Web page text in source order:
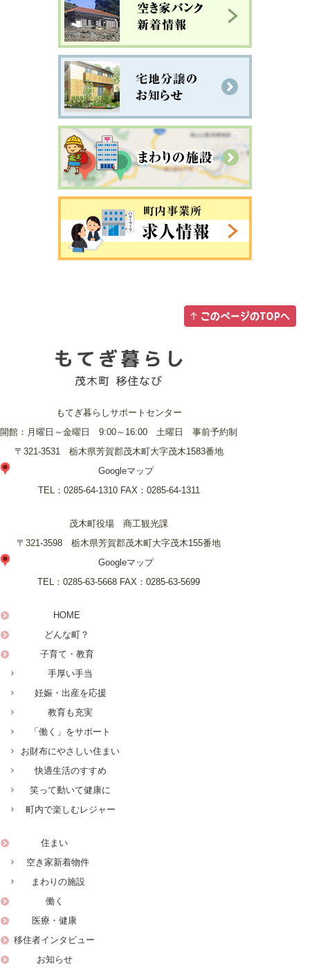
もてぎ暮らしサポートセンター
開館：月曜日～金曜日 9:00～16:00 土曜日 事前予約制
〒321-3531 栃木県芳賀郡茂木町大字茂木1583番地
Googleマップ
TEL： 0285-64-1310FAX： 0285-64-1311
茂木町役場 商工観光課
〒321-3598 栃木県芳賀郡茂木町大字茂木155番地
Googleマップ
TEL： 0285-63-5668 FAX： 0285-63-5699
HOME
どんな町？
子育て・教育
手厚い手当
妊娠・出産を応援
教育も充実
「働く」をサポート
お財布にやさしい住まい
快適生活のすすめ
笑って動いて健康に
町内で楽しむレジャー
住まい
空き家新着物件
まわりの施設
働く
医療・健康
移住者インタビュー
お知らせ